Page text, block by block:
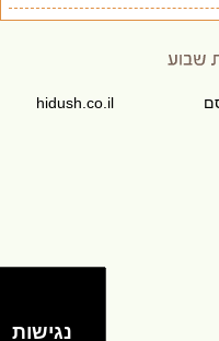
hidush.co.il
נגישות